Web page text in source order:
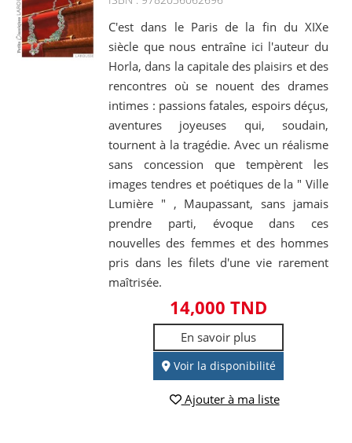
C'est dans le Paris de la fin du XIXe
siècle que nous entraîne ici l'auteur du
Horla, dans la capitale des plaisirs et des
rencontres où se nouent des drames
intimes : passions fatales, espoirs déçus,
aventures joyeuses qui, soudain,
tournent à la tragédie. Avec un réalisme
sans concession que tempèrent les
images tendres et poétiques de la " Ville
Lumière " , Maupassant, sans jamais
prendre parti, évoque dans ces
nouvelles des femmes et des hommes
pris dans les filets d'une vie rarement
maîtrisée.
14,000 TND
En savoir plus
Voir la disponibilité
Ajouter à ma liste